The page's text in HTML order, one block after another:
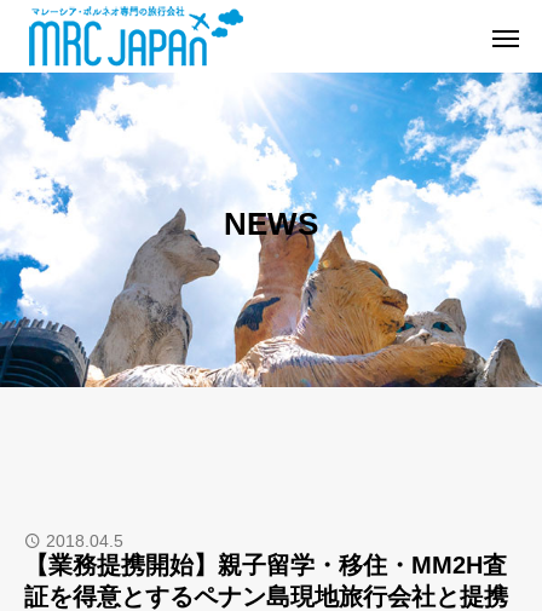
NEWS
2018.04.5
【業務提携開始】親子留学・移住・MM2H査
証を得意とするペナン島現地旅行会社と提携